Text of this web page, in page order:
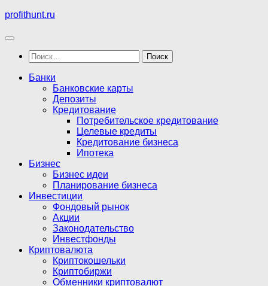
Перейти
содержимому
profithunt.ru
Найти:
Банки
Банковские карты
Депозиты
Кредитование
Потребительское кредитование
Целевые кредиты
Кредитование бизнеса
Ипотека
Бизнес
Бизнес идеи
Планирование бизнеса
Инвестиции
Фондовый рынок
Акции
Законодательство
Инвестфонды
Криптовалюта
Криптокошельки
Криптобиржи
Обменники криптовалют